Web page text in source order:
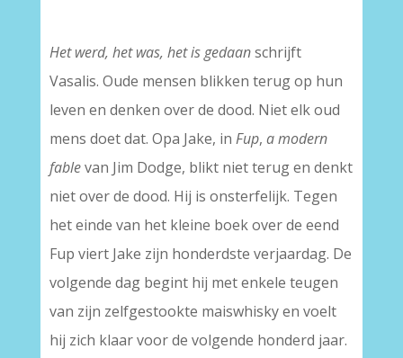
Het werd, het was, het is gedaanschrijft
Vasalis. Oude mensen blikken terug op hun
leven en denken over de dood. Niet elk oud
mens doet dat. Opa Jake, in Fup, a modern
fablevan Jim Dodge, blikt niet terug en denkt
niet over de dood. Hij is onsterfelijk. Tegen
het einde van het kleine boek over de eend
Fup viert Jake zijn honderdste verjaardag. De
volgende dag begint hij met enkele teugen
van zijn zelfgestookte maiswhisky en voelt
hij zich klaar voor de volgende honderd jaar.